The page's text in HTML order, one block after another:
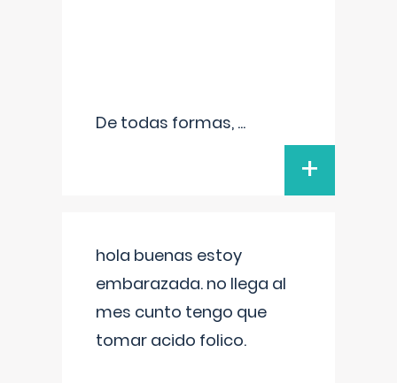
De todas formas, ...
+
hola buenas estoy
embarazada. no llega al
mes cunto tengo que
tomar acido folico.